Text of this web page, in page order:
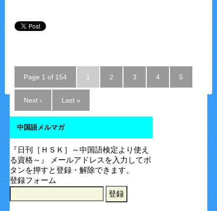
Page 1 of 154 1 2 3 4 5
Next › Last »
中国語メルマガ
『日刊［ＨＳＫ］～中国語検定より使え
る資格～』 メールアドレスを入力してボ
タンを押すと登録・解除できます。
登録フォーム